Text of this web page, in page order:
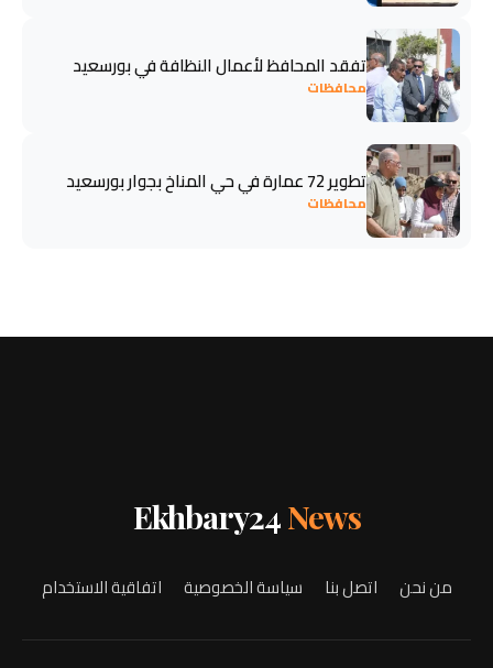
تفقد المحافظ لأعمال النظافة في بورسعيد
محافظات
تطوير 72 عمارة في حي المناخ بجوار بورسعيد
محافظات
Ekhbary24News
من نحن اتصل بنا سياسة الخصوصية اتفاقية الاستخدام